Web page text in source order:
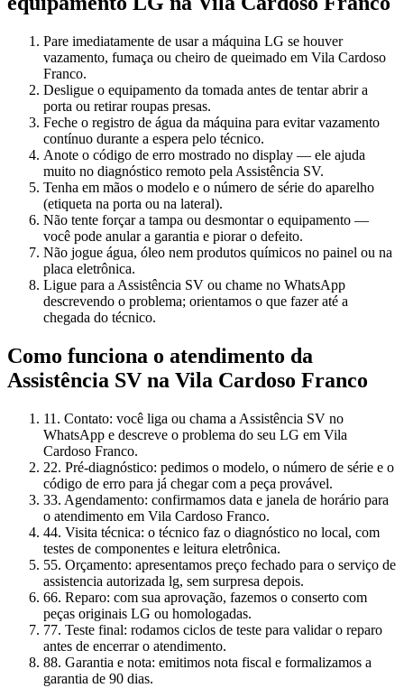
Pare imediatamente de usar a máquina LG se houver
vazamento, fumaça ou cheiro de queimado em Vila Cardoso
Franco.
Desligue o equipamento da tomada antes de tentar abrir a
porta ou retirar roupas presas.
Feche o registro de água da máquina para evitar vazamento
contínuo durante a espera pelo técnico.
Anote o código de erro mostrado no display — ele ajuda
muito no diagnóstico remoto pela Assistência SV.
Tenha em mãos o modelo e o número de série do aparelho
(etiqueta na porta ou na lateral).
Não tente forçar a tampa ou desmontar o equipamento —
você pode anular a garantia e piorar o defeito.
Não jogue água, óleo nem produtos químicos no painel ou na
placa eletrônica.
Ligue para a Assistência SV ou chame no WhatsApp
descrevendo o problema; orientamos o que fazer até a
chegada do técnico.
Como funciona o atendimento da
Assistência SV na Vila Cardoso Franco
11. Contato: você liga ou chama a Assistência SV no
WhatsApp e descreve o problema do seu LG em Vila
Cardoso Franco.
22. Pré-diagnóstico: pedimos o modelo, o número de série e o
código de erro para já chegar com a peça provável.
33. Agendamento: confirmamos data e janela de horário para
o atendimento em Vila Cardoso Franco.
44. Visita técnica: o técnico faz o diagnóstico no local, com
testes de componentes e leitura eletrônica.
55. Orçamento: apresentamos preço fechado para o serviço de
assistencia autorizada lg, sem surpresa depois.
66. Reparo: com sua aprovação, fazemos o conserto com
peças originais LG ou homologadas.
77. Teste final: rodamos ciclos de teste para validar o reparo
antes de encerrar o atendimento.
88. Garantia e nota: emitimos nota fiscal e formalizamos a
garantia de 90 dias.